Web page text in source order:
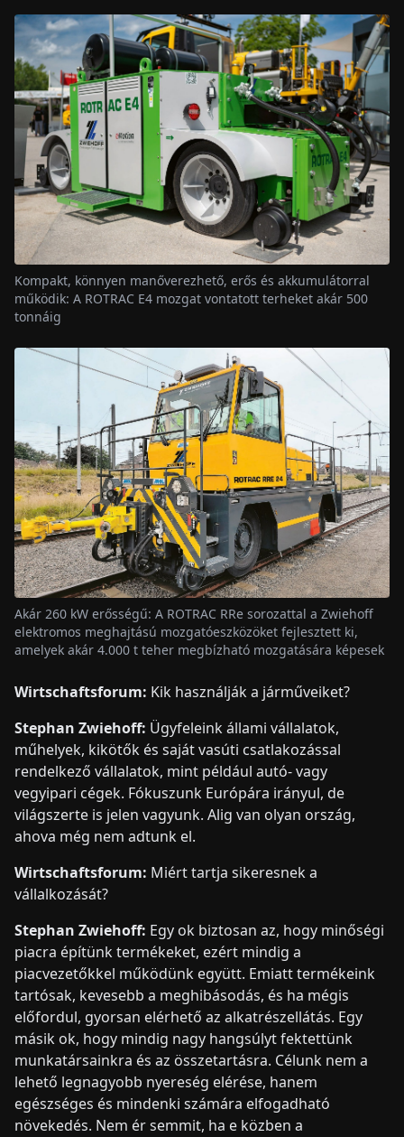
Kompakt, könnyen manőverezhető, erős és akkumulátorral
működik: A ROTRAC E4 mozgat vontatott terheket akár 500
tonnáig
Akár 260 kW erősségű: A ROTRAC RRe sorozattal a Zwiehoff
elektromos meghajtású mozgatóeszközöket fejlesztett ki,
amelyek akár 4.000 t teher megbízható mozgatására képesek
Wirtschaftsforum: Kik használják a járműveiket?
Stephan Zwiehoff: Ügyfeleink állami vállalatok,
műhelyek, kikötők és saját vasúti csatlakozással
rendelkező vállalatok, mint például autó- vagy
vegyipari cégek. Fókuszunk Európára irányul, de
világszerte is jelen vagyunk. Alig van olyan ország,
ahova még nem adtunk el.
Wirtschaftsforum: Miért tartja sikeresnek a
vállalkozását?
Stephan Zwiehoff: Egy ok biztosan az, hogy minőségi
piacra építünk termékeket, ezért mindig a
piacvezetőkkel működünk együtt. Emiatt termékeink
tartósak, kevesebb a meghibásodás, és ha mégis
előfordul, gyorsan elérhető az alkatrészellátás. Egy
másik ok, hogy mindig nagy hangsúlyt fektettünk
munkatársainkra és az összetartásra. Célunk nem a
lehető legnagyobb nyereség elérése, hanem
egészséges és mindenki számára elfogadható
növekedés. Nem ér semmit, ha e közben a